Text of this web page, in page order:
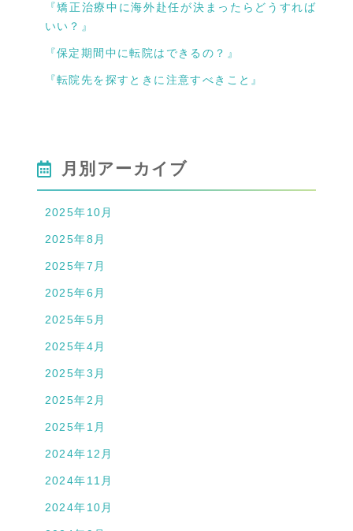
『矯正治療中に海外赴任が決まったらどうすれば
いい？』
『保定期間中に転院はできるの？』
『転院先を探すときに注意すべきこと』
月別アーカイブ
2025年10月
2025年8月
2025年7月
2025年6月
2025年5月
2025年4月
2025年3月
2025年2月
2025年1月
2024年12月
2024年11月
2024年10月